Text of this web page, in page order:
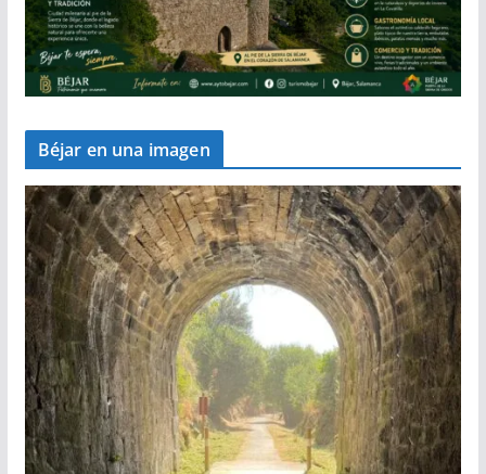
Béjar en una imagen